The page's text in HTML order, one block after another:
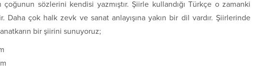
çoğunun sözlerini kendisi yazmıştır. Şiirle kullandığı Türkçe o zamanki
Daha çok halk zevk ve sanat anlayışına yakın bir dil vardır. Şiirlerinde
bir şiirini sunuyoruz;